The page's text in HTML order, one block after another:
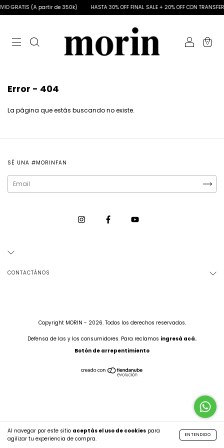
GRATIS (A partir de 350k) HASTA 30% OFF FINAL SALE + 20% OFF CON
0
Al navegar por este sitio aceptás el uso de cookies para
agilizar tu experiencia de compra.
ENTENDIDO
Error - 404
La página que estás buscando no existe.
SÉ UNA #MORINFAN
CONTACTÁNOS
Copyright MORIN - 2026. Todos los derechos reservados.
Defensa de las y los consumidores. Para reclamos ingresá acá.
Botón de arrepentimiento